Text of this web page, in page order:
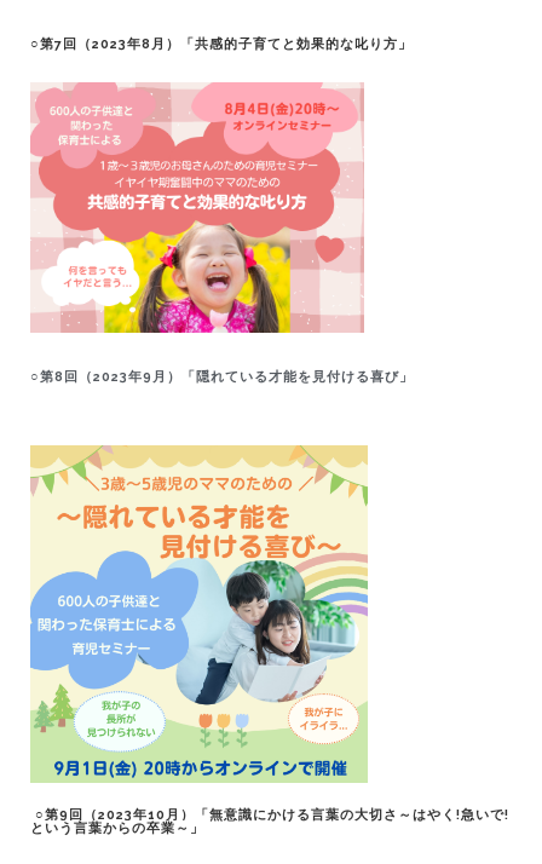
○第7回（2023年8月）「共感的子育てと効果的な叱り方」
○第8回（2023年9月）「隠れている才能を見付ける喜び」
○第9回（2023年10月）「無意識にかける言葉の大切さ～はやく!急いで!
という言葉からの卒業～」